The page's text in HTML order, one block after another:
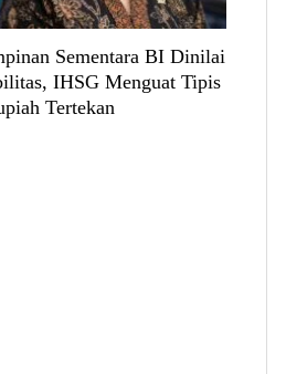
Sementara BI Dinilai
IHSG Menguat Tipis
Tertekan